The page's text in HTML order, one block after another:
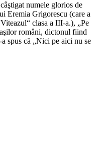
numele glorios de
Eremia Grigorescu (care a
clasa a III-a.), „Pe
români, dictonul fiind
spus că „Nici pe aici nu se